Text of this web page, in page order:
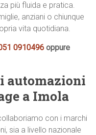
più fluida e pratica.
anziani o chiunque
vita quotidiana.
0910496 oppure
automazioni
a Imola
con i marchi
sia a livello nazionale